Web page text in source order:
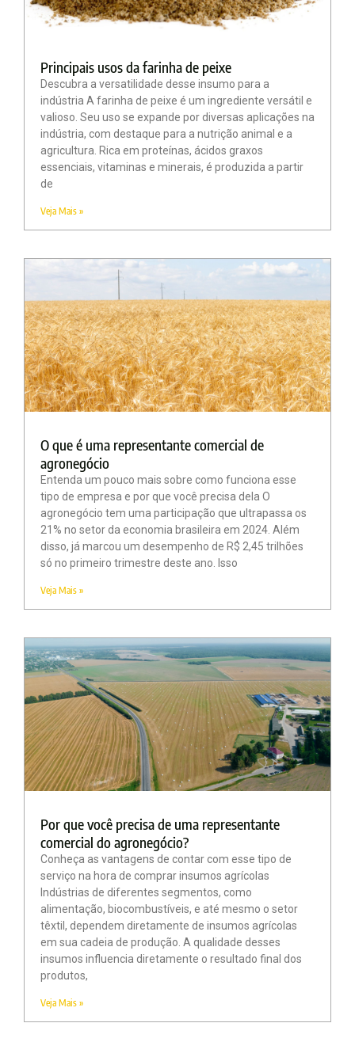
Principais usos da farinha de peixe
Descubra a versatilidade desse insumo para a
indústria A farinha de peixe é um ingrediente versátil e
valioso. Seu uso se expande por diversas aplicações na
indústria, com destaque para a nutrição animal e a
agricultura. Rica em proteínas, ácidos graxos
essenciais, vitaminas e minerais, é produzida a partir
de
Veja Mais »
O que é uma representante comercial de
agronegócio
Entenda um pouco mais sobre como funciona esse
tipo de empresa e por que você precisa dela O
agronegócio tem uma participação que ultrapassa os
21% no setor da economia brasileira em 2024. Além
disso, já marcou um desempenho de R$ 2,45 trilhões
só no primeiro trimestre deste ano. Isso
Veja Mais »
Por que você precisa de uma representante
comercial do agronegócio?
Conheça as vantagens de contar com esse tipo de
serviço na hora de comprar insumos agrícolas
Indústrias de diferentes segmentos, como
alimentação, biocombustíveis, e até mesmo o setor
têxtil, dependem diretamente de insumos agrícolas
em sua cadeia de produção. A qualidade desses
insumos influencia diretamente o resultado final dos
produtos,
Veja Mais »